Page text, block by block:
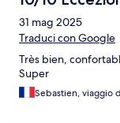
31 mag 2025
Traduci con Google
Très bien,
Super
Sebastien, viaggio